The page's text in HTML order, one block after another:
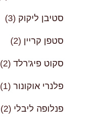
סטיבן ליקוק (3)
סטפן קריין (2)
סקוט פיג'רלד (2)
פלנרי אוקונור (1)
פנלופה ליבלי (2)